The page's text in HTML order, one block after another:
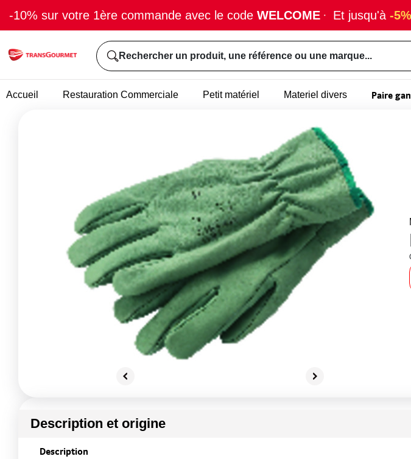
-10% sur votre 1ère commande avec le code WELCOME · Et jusqu'à -5%
Rechercher un produit, une référence ou une marque...
Accueil Restauration Commerciale Petit matériel Materiel divers Paire
Description et origine
Description